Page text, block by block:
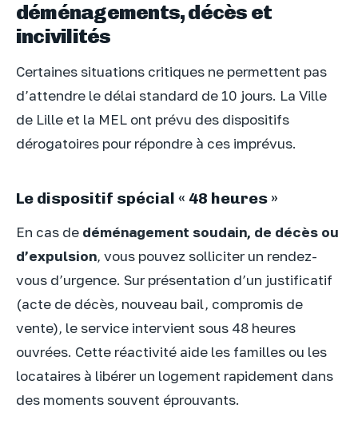
déménagements, décès et
incivilités
Certaines situations critiques ne permettent pas
d’attendre le délai standard de 10 jours. La Ville
de Lille et la MEL ont prévu des dispositifs
dérogatoires pour répondre à ces imprévus.
Le dispositif spécial « 48 heures »
En cas de déménagement soudain, de décès ou
d’expulsion, vous pouvez solliciter un rendez-
vous d’urgence. Sur présentation d’un justificatif
(acte de décès, nouveau bail, compromis de
vente), le service intervient sous 48 heures
ouvrées. Cette réactivité aide les familles ou les
locataires à libérer un logement rapidement dans
des moments souvent éprouvants.